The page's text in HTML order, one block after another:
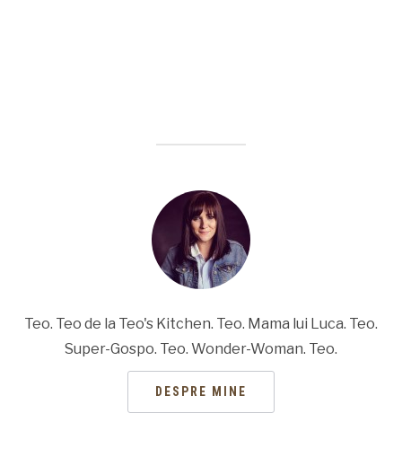
Teo. Teo de la Teo's Kitchen. Teo. Mama lui Luca. Teo.
Super-Gospo. Teo. Wonder-Woman. Teo.
DESPRE MINE